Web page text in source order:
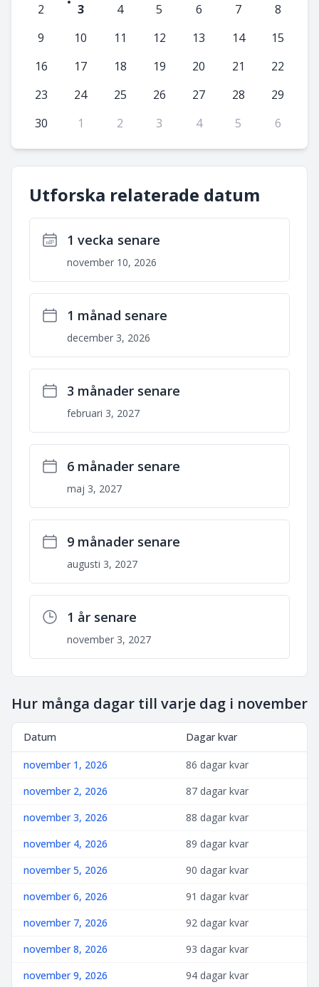
2 3 4 5 6 7
8
9
10 11 12 13 14
15
16
17 18 19 20 21
22
23
24 25 26 27 28
29
30
1 2 3 4 5 6
Utforska relaterade datum
1 vecka senare
november 10, 2026
1 månad senare
december 3, 2026
3 månader senare
februari 3, 2027
6 månader senare
maj 3, 2027
9 månader senare
augusti 3, 2027
1 år senare
november 3, 2027
Hur många dagar till varje dag i november
Datum Dagar kvar
november 1, 2026
86 dagar kvar
november 2, 2026
87 dagar kvar
november 3, 2026
88 dagar kvar
november 4, 2026
89 dagar kvar
november 5, 2026
90 dagar kvar
november 6, 2026
91 dagar kvar
november 7, 2026
92 dagar kvar
november 8, 2026
93 dagar kvar
november 9, 2026
94 dagar kvar